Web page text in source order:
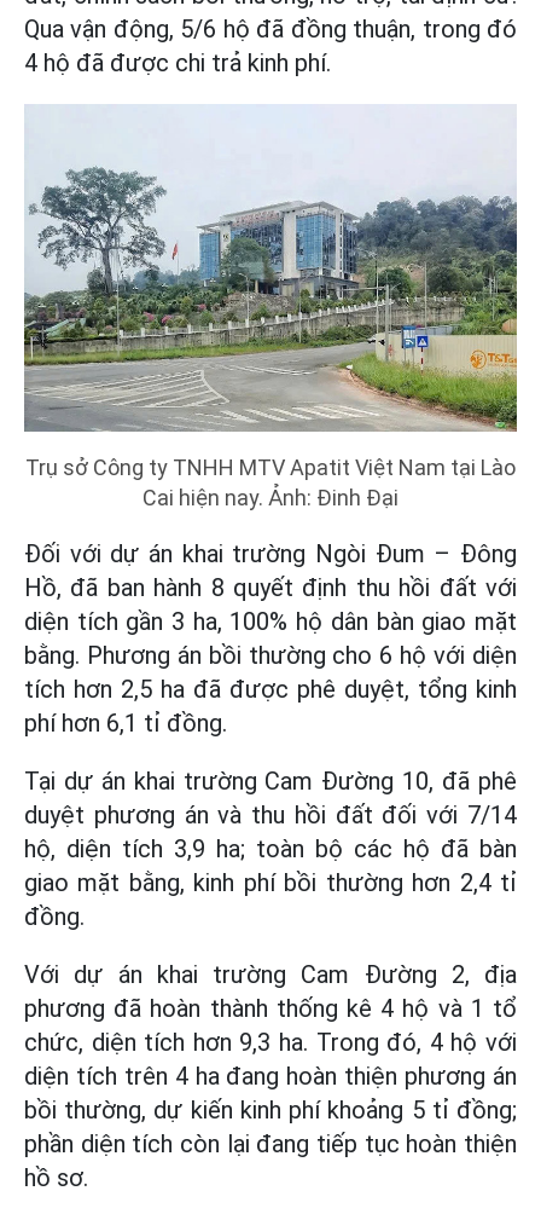
Qua vận động, 5/6 hộ đã đồng thuận, trong đó
4 hộ đã được chi trả kinh phí.
Trụ sở Công ty TNHH MTV Apatit Việt Nam tại Lào
Cai hiện nay. Ảnh: Đinh Đại
Đối với dự án khai trường Ngòi Đum – Đông
Hồ, đã ban hành 8 quyết định thu hồi đất với
diện tích gần 3 ha, 100% hộ dân bàn giao mặt
bằng. Phương án bồi thường cho 6 hộ với diện
tích hơn 2,5 ha đã được phê duyệt, tổng kinh
phí hơn 6,1 tỉ đồng.
Tại dự án khai trường Cam Đường 10, đã phê
duyệt phương án và thu hồi đất đối với 7/14
hộ, diện tích 3,9 ha; toàn bộ các hộ đã bàn
giao mặt bằng, kinh phí bồi thường hơn 2,4 tỉ
đồng.
Với dự án khai trường Cam Đường 2, địa
phương đã hoàn thành thống kê 4 hộ và 1 tổ
chức, diện tích hơn 9,3 ha. Trong đó, 4 hộ với
diện tích trên 4 ha đang hoàn thiện phương án
bồi thường, dự kiến kinh phí khoảng 5 tỉ đồng;
phần diện tích còn lại đang tiếp tục hoàn thiện
hồ sơ.